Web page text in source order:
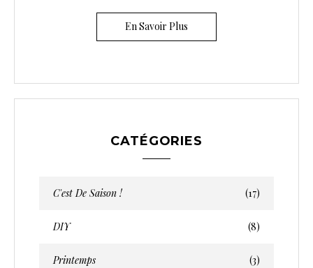
En Savoir Plus
CATÉGORIES
C'est De Saison ! (17)
DIY (8)
Printemps (3)